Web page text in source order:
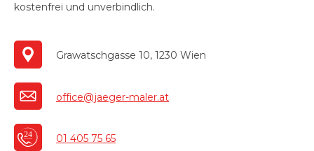
kostenfrei und unverbindlich.
Grawatschgasse 10, 1230 Wien
office@jaeger-maler.at
01 405 75 65